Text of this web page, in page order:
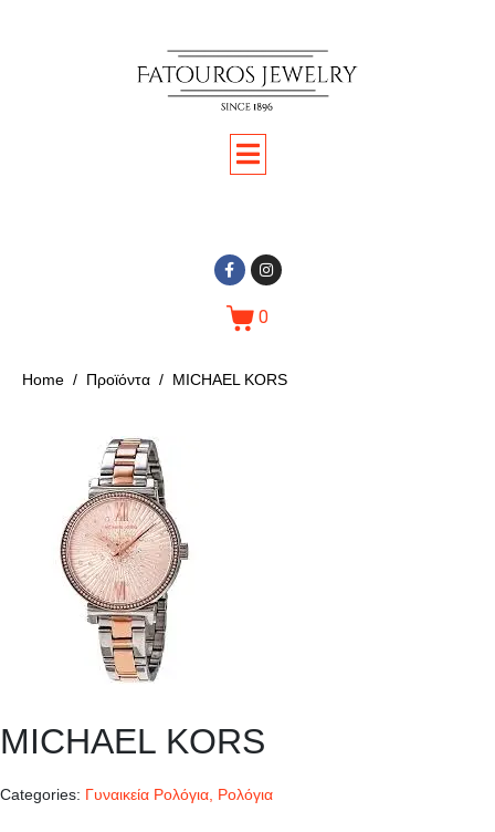
0
Home Προϊόντα MICHAEL KORS
MICHAEL KORS
Categories: Γυναικεία Ρολόγια Ρολόγια